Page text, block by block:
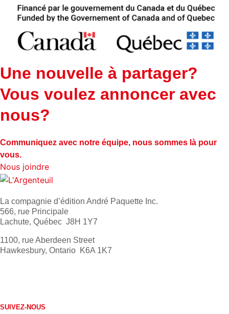
Une nouvelle à partager?
Vous voulez annoncer avec
nous?
Communiquez avec notre équipe, nous sommes là pour
vous.
Nous joindre
La compagnie d’édition André Paquette Inc.
566, rue Principale
Lachute, Québec J8H 1Y7
1100, rue Aberdeen Street
Hawkesbury, Ontario K6A 1K7
SUIVEZ-NOUS